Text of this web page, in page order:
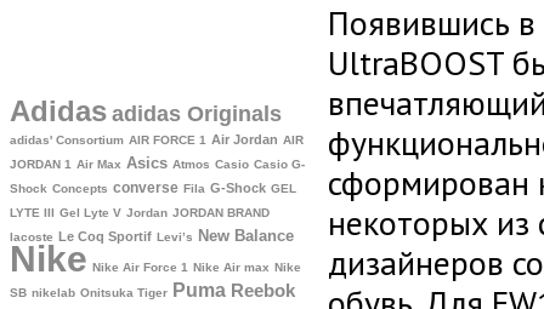
Adidas adidas Originals
adidas' Consortium AIR FORCE 1 Air Jordan AIR
JORDAN 1 Air Max Asics Atmos Casio Casio G-
Shock Concepts converse Fila G-Shock GEL
LYTE III Gel Lyte V Jordan JORDAN BRAND
lacoste Le Coq Sportif Levi’s New Balance
Nike Nike Air Force 1 Nike Air max Nike
SB nikelab Onitsuka Tiger Puma Reebok
Появившись
UltraBOOST
сформирован
некоторых
дизайнеров